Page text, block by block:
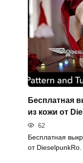
Бесплатная
из кожи от
62
Бесплатная
от DieselpunkRo.